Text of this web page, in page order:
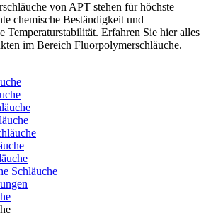
von APT stehen für höchste
chemische Beständigkeit und
Temperaturstabilität. Erfahren Sie hier alles
im Bereich Fluorpolymerschläuche.
Schläuche